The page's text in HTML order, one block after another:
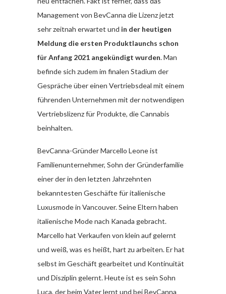
Management von BevCanna die Lizenz jetzt
sehr zeitnah erwartet und in der heutigen
Meldung die ersten Produktlaunchs schon
für Anfang 2021 angekündigt wurden. Man
befinde sich zudem im finalen Stadium der
Gespräche über einen Vertriebsdeal mit einem
führenden Unternehmen mit der notwendigen
Vertriebslizenz für Produkte, die Cannabis
beinhalten.
BevCanna-Gründer Marcello Leone ist
Familienunternehmer, Sohn der Gründerfamilie
einer der in den letzten Jahrzehnten
bekanntesten Geschäfte für italienische
Luxusmode in Vancouver. Seine Eltern haben
italienische Mode nach Kanada gebracht.
Marcello hat Verkaufen von klein auf gelernt
und weiß, was es heißt, hart zu arbeiten. Er hat
selbst im Geschäft gearbeitet und Kontinuität
und Disziplin gelernt. Heute ist es sein Sohn
Luca, der beim Vater lernt und bei BevCanna